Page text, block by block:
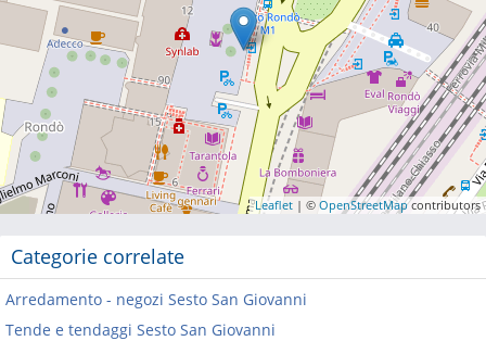
Leaflet | © OpenStreetMapcontributors
Categorie correlate
Arredamento - negozi Sesto San Giovanni
Tende e tendaggi Sesto San Giovanni